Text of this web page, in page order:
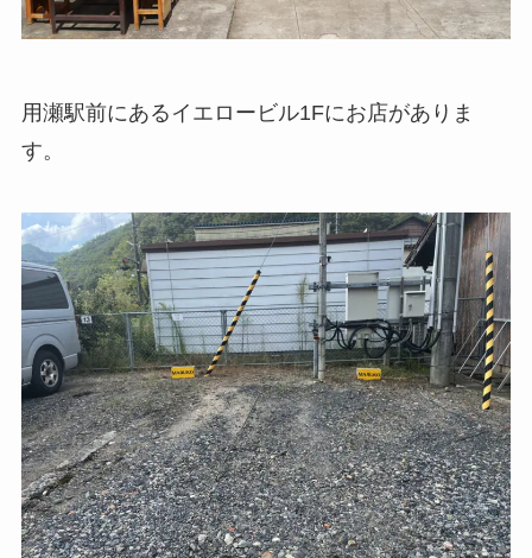
用瀬駅前にあるイエロービル1Fにお店がありま
す。